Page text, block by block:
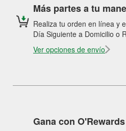
Más partes a tu
Realiza tu orden en línea y
Día Siguiente a Domicilio o
Ver opciones de envío
Gana con O'Rewards